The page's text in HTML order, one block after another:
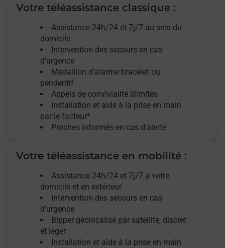
Votre téléassistance classique :
Assistance 24h/24 et 7j/7 au sein du
domicile
Intervention des secours en cas
d’urgence
Médaillon d’alarme bracelet ou
pendentif
Appels de convivialité illimités
Installation et aide à la prise en main
par le facteur*
Proches informés en cas d'alerte
Votre téléassistance en mobilité :
Assistance 24h/24 et 7j/7 à votre
domicile et en extérieur
Intervention des secours en cas
d’urgence
Bipper géolocalisé par satellite, discret
et léger
Installation et aide à la prise en main